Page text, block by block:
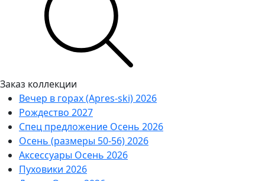
Заказ коллекции
Вечер в горах (Apres-ski) 2026
Рождество 2027
Спец предложение Осень 2026
Осень (размеры 50-56) 2026
Аксессуары Осень 2026
Пуховики 2026